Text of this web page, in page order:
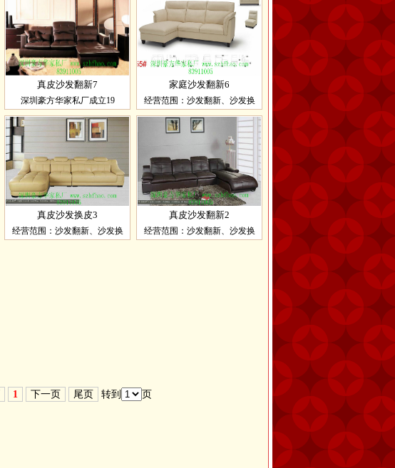
真皮沙发翻新7
深圳豪方华家私厂成立19
家庭沙发翻新6
经营范围：沙发翻新、沙发换
真皮沙发换皮3
经营范围：沙发翻新、沙发换
真皮沙发翻新2
经营范围：沙发翻新、沙发换
1 下一页 尾页 转到 页